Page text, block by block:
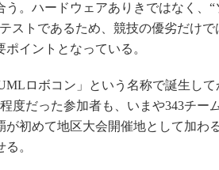
う。ハードウェアありきではなく、
ストであるため、競技の優劣だけ
イントとなっている。
ロボコン」という名称で誕生して
度だった参加者も、いまや343チー
初めて地区大会開催地として加わ
。